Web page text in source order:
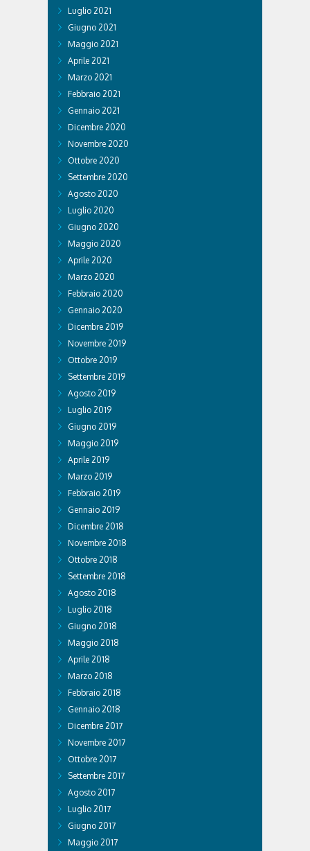
Luglio 2021
Giugno 2021
Maggio 2021
Aprile 2021
Marzo 2021
Febbraio 2021
Gennaio 2021
Dicembre 2020
Novembre 2020
Ottobre 2020
Settembre 2020
Agosto 2020
Luglio 2020
Giugno 2020
Maggio 2020
Aprile 2020
Marzo 2020
Febbraio 2020
Gennaio 2020
Dicembre 2019
Novembre 2019
Ottobre 2019
Settembre 2019
Agosto 2019
Luglio 2019
Giugno 2019
Maggio 2019
Aprile 2019
Marzo 2019
Febbraio 2019
Gennaio 2019
Dicembre 2018
Novembre 2018
Ottobre 2018
Settembre 2018
Agosto 2018
Luglio 2018
Giugno 2018
Maggio 2018
Aprile 2018
Marzo 2018
Febbraio 2018
Gennaio 2018
Dicembre 2017
Novembre 2017
Ottobre 2017
Settembre 2017
Agosto 2017
Luglio 2017
Giugno 2017
Maggio 2017